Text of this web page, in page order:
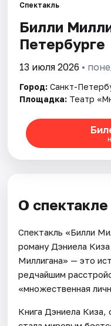
Спектакль
Билли
Петербурге
13 июля 2026 •
Город: Санкт-
Площадка: Театр
О спектакле
Спектакль «Билли
роману Дэниела
Миллигана» — это
редчайшим
«множественная
Книга Дэниела Киза,